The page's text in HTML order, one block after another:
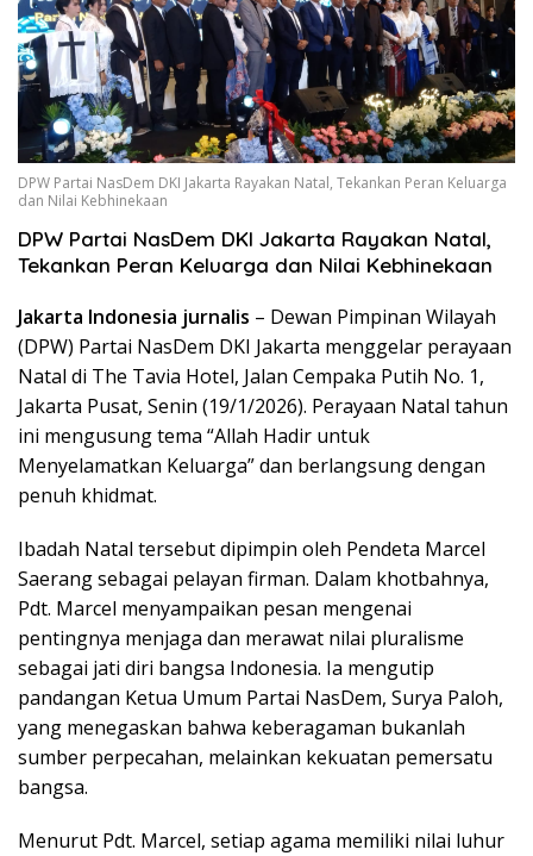
DPW Partai NasDem DKI Jakarta Rayakan Natal, Tekankan Peran Keluarga
dan Nilai Kebhinekaan
DPW Partai NasDem DKI Jakarta Rayakan Natal,
Tekankan Peran Keluarga dan Nilai Kebhinekaan
Jakarta Indonesia jurnalis – Dewan Pimpinan Wilayah
(DPW) Partai NasDem DKI Jakarta menggelar perayaan
Natal di The Tavia Hotel, Jalan Cempaka Putih No. 1,
Jakarta Pusat, Senin (19/1/2026). Perayaan Natal tahun
ini mengusung tema “Allah Hadir untuk
Menyelamatkan Keluarga” dan berlangsung dengan
penuh khidmat.
Ibadah Natal tersebut dipimpin oleh Pendeta Marcel
Saerang sebagai pelayan firman. Dalam khotbahnya,
Pdt. Marcel menyampaikan pesan mengenai
pentingnya menjaga dan merawat nilai pluralisme
sebagai jati diri bangsa Indonesia. Ia mengutip
pandangan Ketua Umum Partai NasDem, Surya Paloh,
yang menegaskan bahwa keberagaman bukanlah
sumber perpecahan, melainkan kekuatan pemersatu
bangsa.
Menurut Pdt. Marcel, setiap agama memiliki nilai luhur